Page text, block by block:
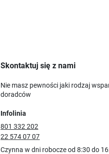
Skontaktuj się z nami
Nie masz pewności jaki rodzaj
doradców
Infolinia
801 332 202
22 574 07 07
Czynna w dni robocze od 8:30 do